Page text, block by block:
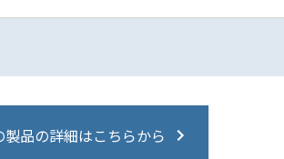
製品の詳細はこちらから